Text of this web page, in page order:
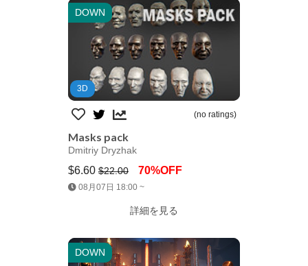
DOWN
3D
(no ratings)
Masks pack
Dmitriy Dryzhak
$6.60 $22.00 70%OFF
08月07日 18:00 ~
詳細を見る
DOWN
Jump AssetStore